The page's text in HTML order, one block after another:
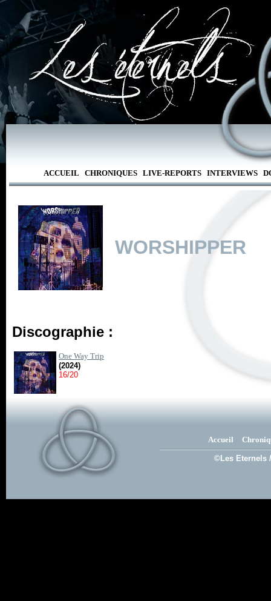
ACCUEIL CHRONIQUES LIVE-REPORTS INTERVIEWS
WORSHIPPER
Discographie :
One Way Trip
(2024)
16/20
Accueil
©Les Eternels